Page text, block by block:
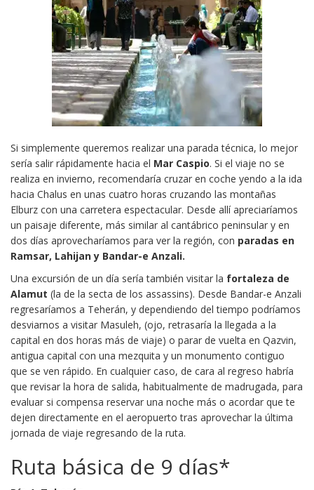
Si simplemente queremos realizar una parada técnica, lo mejor
sería salir rápidamente hacia el Mar Caspio. Si el viaje no se
realiza en invierno, recomendaría cruzar en coche yendo a la ida
hacia Chalus en unas cuatro horas cruzando las montañas
Elburz con una carretera espectacular. Desde allí apreciaríamos
un paisaje diferente, más similar al cantábrico peninsular y en
dos días aprovecharíamos para ver la región, con paradas en
Ramsar, Lahijan y Bandar-e Anzali.
Una excursión de un día sería también visitar la fortaleza de
Alamut (la de la secta de los assassins). Desde Bandar-e Anzali
regresaríamos a Teherán, y dependiendo del tiempo podríamos
desviarnos a visitar Masuleh, (ojo, retrasaría la llegada a la
capital en dos horas más de viaje) o parar de vuelta en Qazvin,
antigua capital con una mezquita y un monumento contiguo
que se ven rápido. En cualquier caso, de cara al regreso habría
que revisar la hora de salida, habitualmente de madrugada, para
evaluar si compensa reservar una noche más o acordar que te
dejen directamente en el aeropuerto tras aprovechar la última
jornada de viaje regresando de la ruta.
Ruta básica de 9 días*